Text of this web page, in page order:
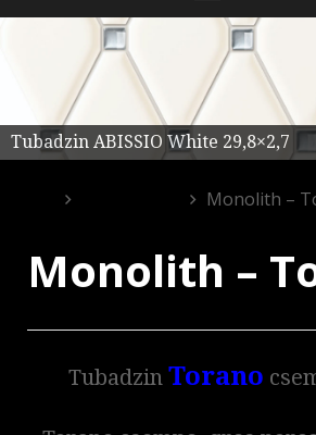
Tubadzin ABISSIO White 29,8×2,7
Monolith –
Monolith –
Tubadzin Torano